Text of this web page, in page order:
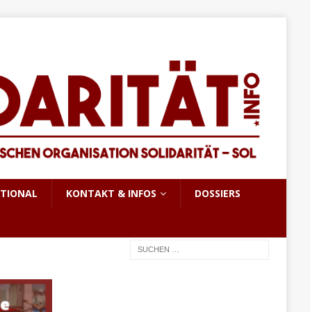
KONTAKT & INFOS DOSSIERS